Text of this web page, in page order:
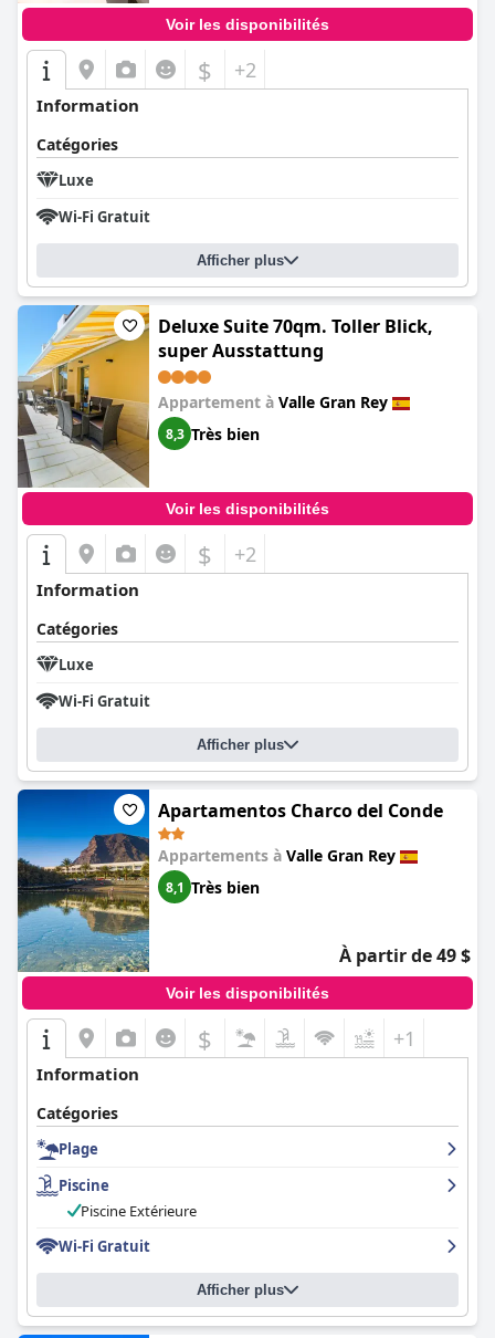
Voir les disponibilités
$ +2
Information
Catégories
Luxe
Wi-Fi Gratuit
Afficher plus
Deluxe Suite 70qm. Toller Blick,
super Ausstattung
Appartement à Valle Gran Rey
8,3 Très bien
Voir les disponibilités
$ +2
Information
Catégories
Luxe
Wi-Fi Gratuit
Afficher plus
Apartamentos Charco del Conde
Appartements à Valle Gran Rey
8,1 Très bien
À partir de 49 $
Voir les disponibilités
$ +1
Information
Catégories
Plage
Piscine
Piscine Extérieure
Wi-Fi Gratuit
Afficher plus